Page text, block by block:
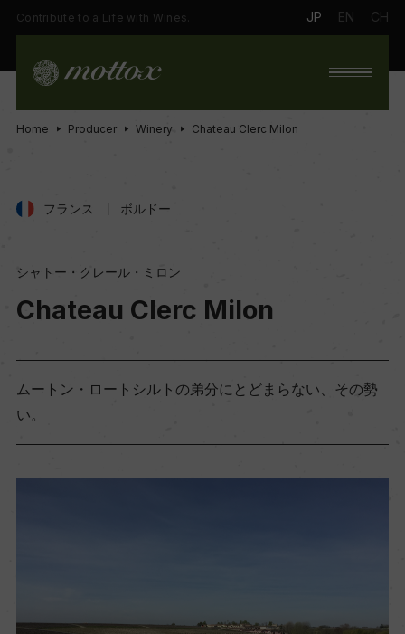
Contribute to a Life with Wines. JP EN CH
Home Producer Winery Chateau Clerc Milon
フランス ボルドー
シャトー・クレール・ミロン
Chateau Clerc Milon
ムートン・ロートシルトの弟分にとどまらない、その勢
い。